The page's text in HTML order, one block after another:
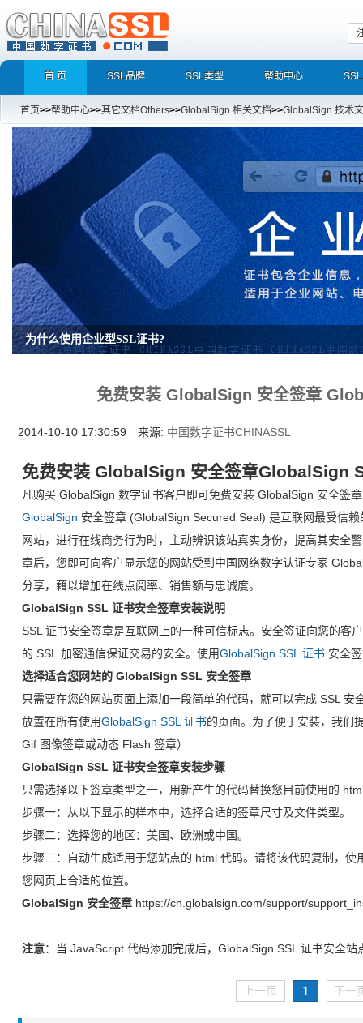
首 页 SSL品牌 SSL类型 帮助中心
首页>>帮助中心>>其它文档Others>>GlobalSign 相关文档>>GlobalSign 技术
为什么使用企业型SSL证书?
免费安装 GlobalSign 安全签章
2014-10-10 17:30:59 来源: 中国数字证书CHINASSL
免费安装 GlobalSign 安全签章GlobalSign
凡购买 GlobalSign 数字证书客户即可免费安装 GlobalSign 安全签章
GlobalSign 安全签章 (GlobalSign Secured Seal) 是互联网最受信
网站，进行在线商务行为时，主动辨识该站真实身份，提高其安全
章后，您即可向客户显示您的网站受到中国网络数字认证专家
分享，藉以增加在线点阅率、销售额与忠诚度。
GlobalSign SSL 证书安全签章安装说明
SSL 证书安全签章是互联网上的一种可信标志。安全签证向您的客
的 SSL 加密通信保证交易的安全。使用GlobalSign SSL 证书 安全
选择适合您网站的 GlobalSign SSL 安全签章
只需要在您的网站页面上添加一段简单的代码，就可以完成 SSL
放置在所有使用GlobalSign SSL 证书的页面。为了便于安装，我们
Gif 图像签章或动态 Flash 签章）
GlobalSign SSL 证书安全签章安装步骤
只需选择以下签章类型之一，用新产生的代码替换您目前使用的
步骤一：从以下显示的样本中，选择合适的签章尺寸及文件类型。
步骤二：选择您的地区：美国、欧洲或中国。
步骤三：自动生成适用于您站点的 html 代码。请将该代码复制，
您网页上合适的位置。
GlobalSign 安全签章 https://cn.globalsign.com/support/
注意：当 JavaScript 代码添加完成后，GlobalSign SSL 证书安全
上一页 1 下一